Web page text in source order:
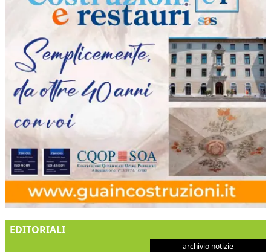
EDITORIALI
archivio notizie